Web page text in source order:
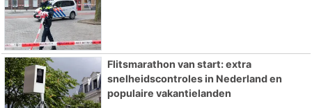
Flitsmarathon van start: extra
snelheidscontroles in Nederland en
populaire vakantielanden